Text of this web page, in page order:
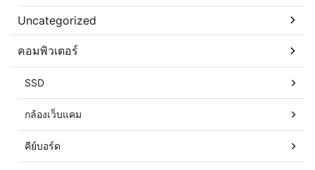
Uncategorized
คอมพิวเตอร์
SSD
กล้องเว็บแคม
คีย์บอร์ด